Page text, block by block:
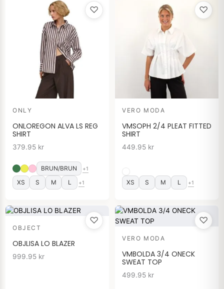
♡
ONLY
ONLOREGON ALVA LS REG
SHIRT
379.95 kr
BRUN/BRUN +1
XS S M L +1
♡
VERO MODA
VMSOPH 2/4 PLEAT FITTED
SHIRT
449.95 kr
XS S M L +1
♡
OBJECT
OBJLISA LO BLAZER
999.95 kr
♡
VERO MODA
VMBOLDA 3/4 ONECK
SWEAT TOP
499.95 kr